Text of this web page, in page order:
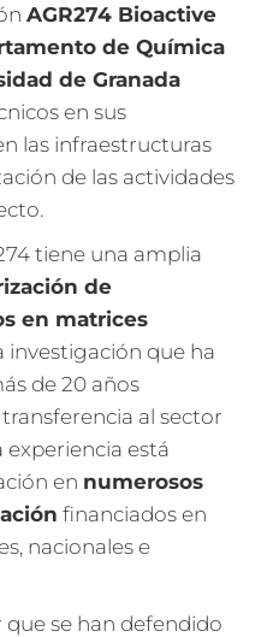
AGR274 Bioactive
de Química
de Granada
en sus
las infraestructuras
de las actividades
tiene una amplia
de
en matrices
investigación que ha
de 20 años
al sector
está
en numerosos
financiados en
nacionales e
se han defendido